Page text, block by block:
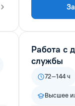
Работа с
службы
72–144 ч
Высшее